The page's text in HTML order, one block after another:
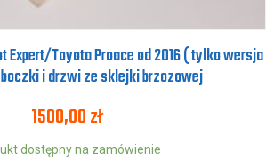
Expert/Toyota Proace od 2016 ( tylko wersja
boczki i drzwi ze sklejki brzozowej
1500,00zł
dostępny na zamówienie